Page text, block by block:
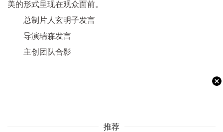
美的形式呈现在观众面前。
总制片人玄明子发言
导演瑞森发言
主创团队合影
推荐